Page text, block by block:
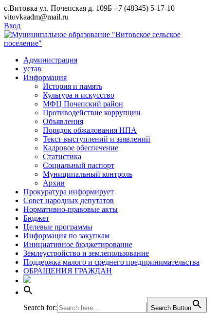
Skip
to
content
с.Витовка ул. Почепская д. 109Б +7 (48345) 5-17-10
vitovkaadm@mail.ru
Вход
Администрация
устав
Информация
История и память
Культура и искусство
МФЦ Почепский район
Противодействие коррупции
Объявления
Порядок обжалования НПА
Текст выступлений и заявлений
Кадровое обеспечение
Статистика
Социальный паспорт
Муниципальный контроль
Архив
Прокуратура информирует
Совет народных депутатов
Нормативно-правовые акты
Бюджет
Целевые программы
Информация по закупкам
Инициативное бюджетирование
Землеустройство и землепользование
Поддержка малого и среднего предпринимательства
ОБРАЩЕНИЯ ГРАЖДАН
Search for: Search Button